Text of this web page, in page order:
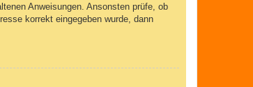
Anweisungen. Ansonsten prüfe, ob
korrekt eingegeben wurde, dann